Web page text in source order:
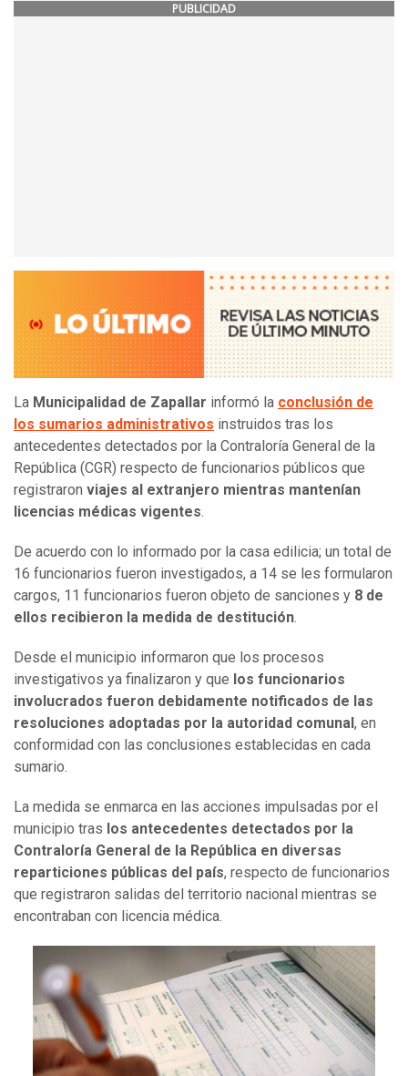
PUBLICIDAD
La Municipalidad de Zapallar informó la conclusión de
los sumarios administrativos instruidos tras los
antecedentes detectados por la Contraloría General de la
República (CGR) respecto de funcionarios públicos que
registraron viajes al extranjero mientras mantenían
licencias médicas vigentes.
De acuerdo con lo informado por la casa edilicia; un total de
16 funcionarios fueron investigados, a 14 se les formularon
cargos, 11 funcionarios fueron objeto de sanciones y 8 de
ellos recibieron la medida de destitución.
Desde el municipio informaron que los procesos
investigativos ya finalizaron y que los funcionarios
involucrados fueron debidamente notificados de las
resoluciones adoptadas por la autoridad comunal , en
conformidad con las conclusiones establecidas en cada
sumario.
La medida se enmarca en las acciones impulsadas por el
municipio tras los antecedentes detectados por la
Contraloría General de la República en diversas
reparticiones públicas del país, respecto de funcionarios
que registraron salidas del territorio nacional mientras se
encontraban con licencia médica.